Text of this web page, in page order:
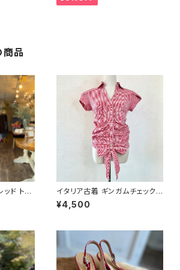
商品
ド トレ
イタリア古着 ギンガムチェックデ
ザイントップス
¥4,500